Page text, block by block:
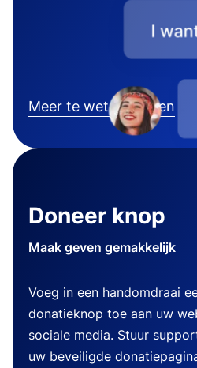
Meer te weten komen
Doneer knop
Maak geven gemakkelijk
Voeg in een handomdraai
donatieknop toe aan uw
sociale media. Stuur
uw beveiligde